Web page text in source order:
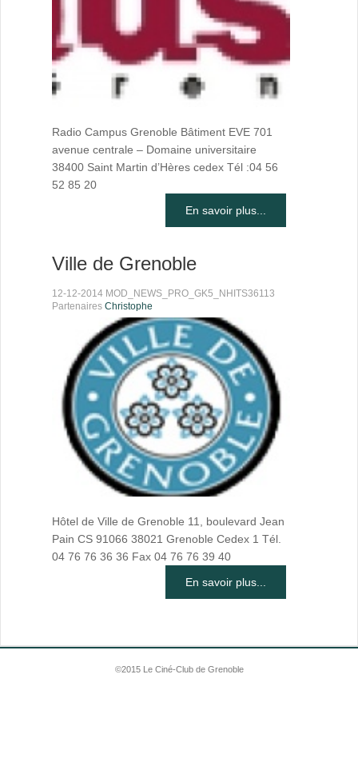
Radio Campus Grenoble Bâtiment EVE 701
avenue centrale – Domaine universitaire
38400 Saint Martin d’Hères cedex Tél :04 56
52 85 20
En savoir plus...
Ville de Grenoble
12-12-2014 MOD_NEWS_PRO_GK5_NHITS36113
Partenaires Christophe
Hôtel de Ville de Grenoble 11, boulevard Jean
Pain CS 91066 38021 Grenoble Cedex 1 Tél.
04 76 76 36 36 Fax 04 76 76 39 40
En savoir plus...
©2015 Le Ciné-Club de Grenoble